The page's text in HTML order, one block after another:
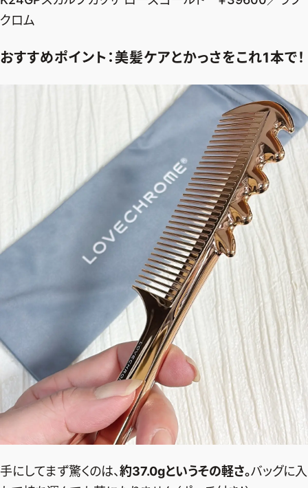
クロム
おすすめポイント：美髪ケアとかっさをこれ1本で！
手にしてまず驚くのは、約37.0gというその軽さ。バッグに入